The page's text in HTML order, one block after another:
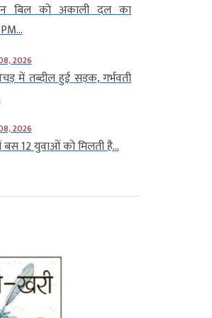
बिल को अकाली दल का
2026
में तब्दील हुई सड़क, गर्भवती
2026
12 युवाओं को मिलती है...